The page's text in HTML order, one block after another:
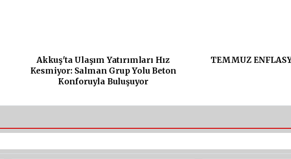
Akkuş'ta Ulaşım Yatırımları Hız
Kesmiyor: Salman Grup Yolu Beton
Konforuyla Buluşuyor
TEMMUZ